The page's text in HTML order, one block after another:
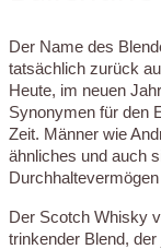
Der Name des
tatsächlich zurück
Heute, im neuen
Synonymen für den
Zeit. Männer wie
ähnliches und auch
Der Scotch Whisky
trinkender Blend,